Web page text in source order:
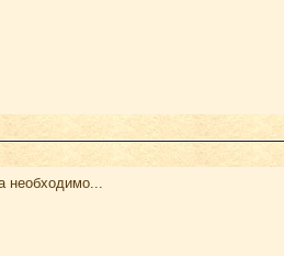
необходимо...